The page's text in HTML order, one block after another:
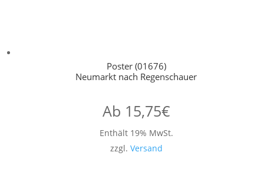
Poster (01676)
Neumarkt nach Regenschauer
Ab 15,75€
Enthält 19% MwSt.
zzgl. Versand